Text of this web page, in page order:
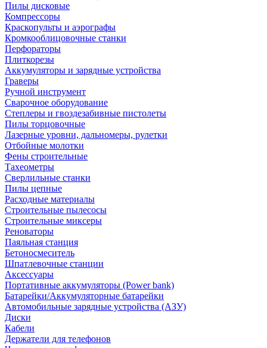
Пилы дисковые
Компрессоры
Краскопульты и аэрографы
Кромкооблицовочные станки
Перфораторы
Плиткорезы
Аккумуляторы и зарядные устройства
Граверы
Ручной инструмент
Сварочное оборудование
Степлеры и гвоздезабивные пистолеты
Пилы торцовочные
Лазерные уровни, дальномеры, рулетки
Отбойные молотки
Фены строительные
Тахеометры
Сверлильные станки
Пилы цепные
Расходные материалы
Строительные пылесосы
Строительные миксеры
Реноваторы
Паяльная станция
Бетоносмеситель
Шпатлевочные станции
Аксессуары
Портативные аккумуляторы (Power bank)
Батарейки/Аккумуляторные батарейки
Автомобильные зарядные устройства (АЗУ)
Диски
Кабели
Держатели для телефонов